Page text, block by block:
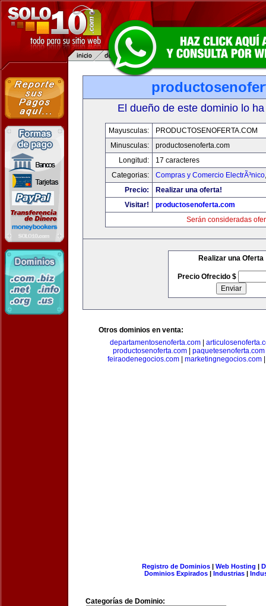
El dueño de este dominio lo
Mayusculas:
PRODUCTOSENOFERTA.COM
Minusculas:
productosenoferta.com
Longitud:
17 caracteres
Categorias:
Compras y Comercio ElectrÃ³nico
Precio:
Realizar una oferta!
Visitar!
productosenoferta.com
Serán consideradas
Realizar una Oferta
Precio Ofrecido $
Otros dominios en venta:
departamentosenoferta.com
productosenoferta.com| paquetesenoferta.com
feiraodenegocios.com
marketingnegocios.com
Registro de Dominios| Web Hosting |
Dominios Expirados | Industrias |
Categorías de Dominio: